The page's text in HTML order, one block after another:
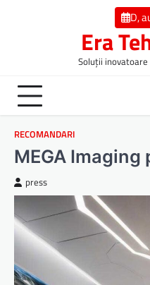
D,
Era
Soluții
RECOMANDARI
MEGA Imaging
press